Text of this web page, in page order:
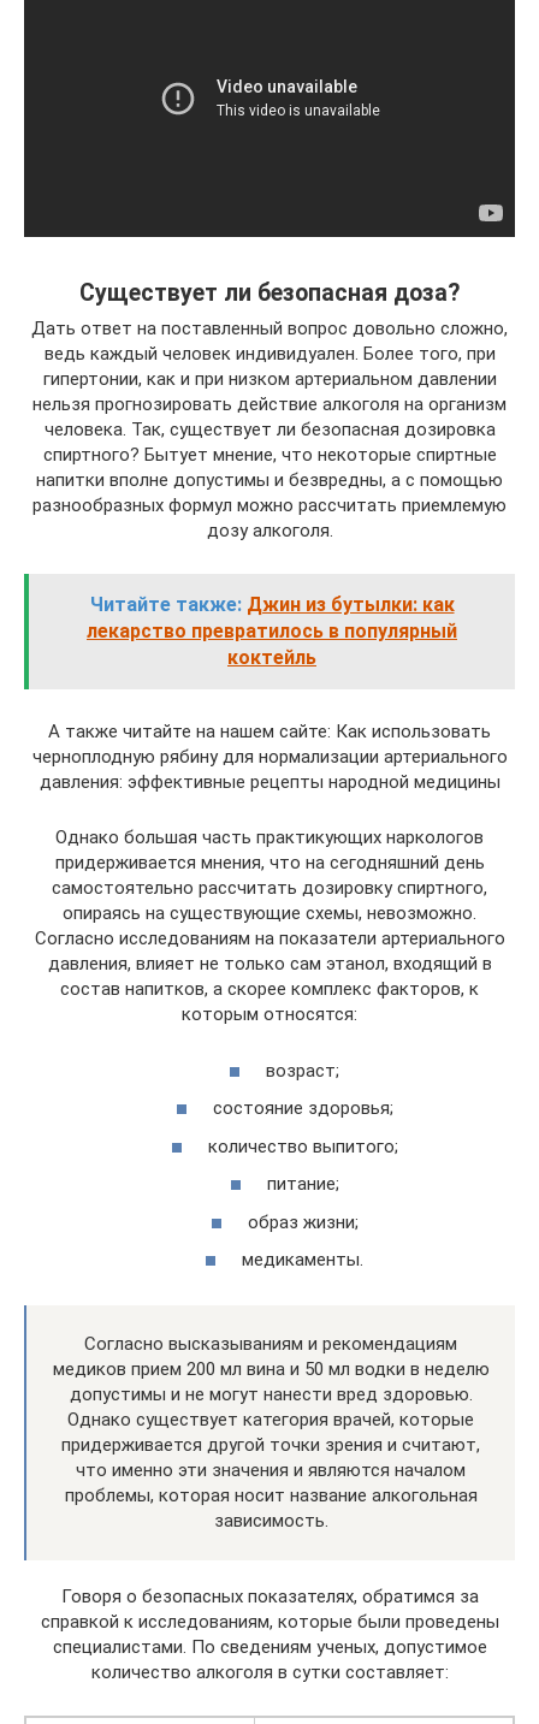
Существует ли безопасная доза?
Дать ответ на поставленный вопрос довольно сложно,
ведь каждый человек индивидуален. Более того, при
гипертонии, как и при низком артериальном давлении
нельзя прогнозировать действие алкоголя на организм
человека. Так, существует ли безопасная дозировка
спиртного? Бытует мнение, что некоторые спиртные
напитки вполне допустимы и безвредны, а с помощью
разнообразных формул можно рассчитать приемлемую
дозу алкоголя.
Читайте также: Джин из бутылки: как
лекарство превратилось в популярный
коктейль
А также читайте на нашем сайте: Как использовать
черноплодную рябину для нормализации артериального
давления: эффективные рецепты народной медицины
Однако большая часть практикующих наркологов
придерживается мнения, что на сегодняшний день
самостоятельно рассчитать дозировку спиртного,
опираясь на существующие схемы, невозможно.
Согласно исследованиям на показатели артериального
давления, влияет не только сам этанол, входящий в
состав напитков, а скорее комплекс факторов, к
которым относятся:
возраст;
состояние здоровья;
количество выпитого;
питание;
образ жизни;
медикаменты.
Согласно высказываниям и рекомендациям
медиков прием 200 мл вина и 50 мл водки в неделю
допустимы и не могут нанести вред здоровью.
Однако существует категория врачей, которые
придерживается другой точки зрения и считают,
что именно эти значения и являются началом
проблемы, которая носит название алкогольная
зависимость.
Говоря о безопасных показателях, обратимся за
справкой к исследованиям, которые были проведены
специалистами. По сведениям ученых, допустимое
количество алкоголя в сутки составляет: